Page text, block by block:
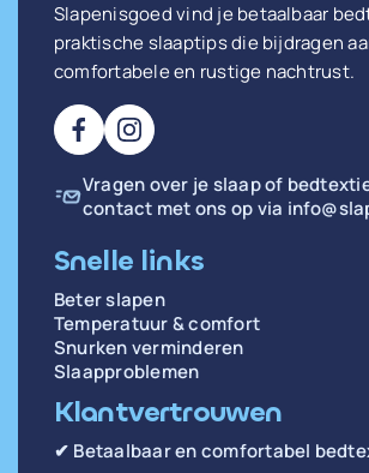
Slapenisgoed vind je betaalbaar
praktische slaaptips die bijdragen
comfortabele en rustige nachtrust.
Vragen over je slaap of
contact met ons op via
Snelle links
Beter slapen
Temperatuur & comfort
Snurken verminderen
Slaapproblemen
Klantvertrouwen
✔ Betaalbaar en comfortabel